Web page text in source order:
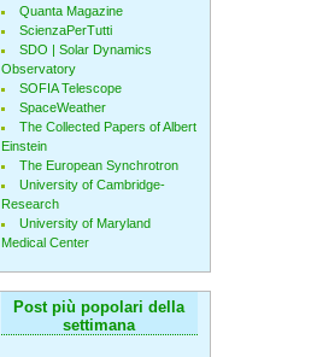
Quanta Magazine
ScienzaPerTutti
SDO | Solar Dynamics
Observatory
SOFIA Telescope
SpaceWeather
The Collected Papers of Albert
Einstein
The European Synchrotron
University of Cambridge-
Research
University of Maryland
Medical Center
Post più popolari della
settimana